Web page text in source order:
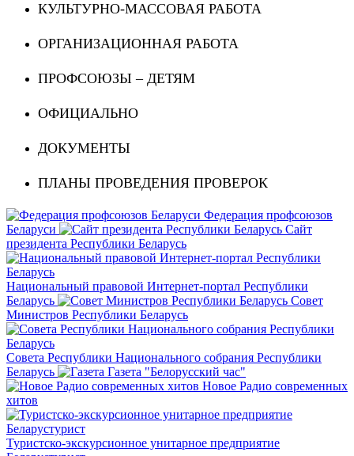
КУЛЬТУРНО-МАССОВАЯ РАБОТА
ОРГАНИЗАЦИОННАЯ РАБОТА
ПРОФСОЮЗЫ – ДЕТЯМ
ОФИЦИАЛЬНО
ДОКУМЕНТЫ
ПЛАНЫ ПРОВЕДЕНИЯ ПРОВЕРОК
Федерация профсоюзов
Беларуси
Сайт
президента Республики Беларусь
Национальный правовой Интернет-портал Республики
Беларусь
Совет
Министров Республики Беларусь
Совета Республики Национального собрания Республики
Беларусь
Газета "Белорусский час"
Новое Радио современных
хитов
Туристско-экскурсионное унитарное предприятие